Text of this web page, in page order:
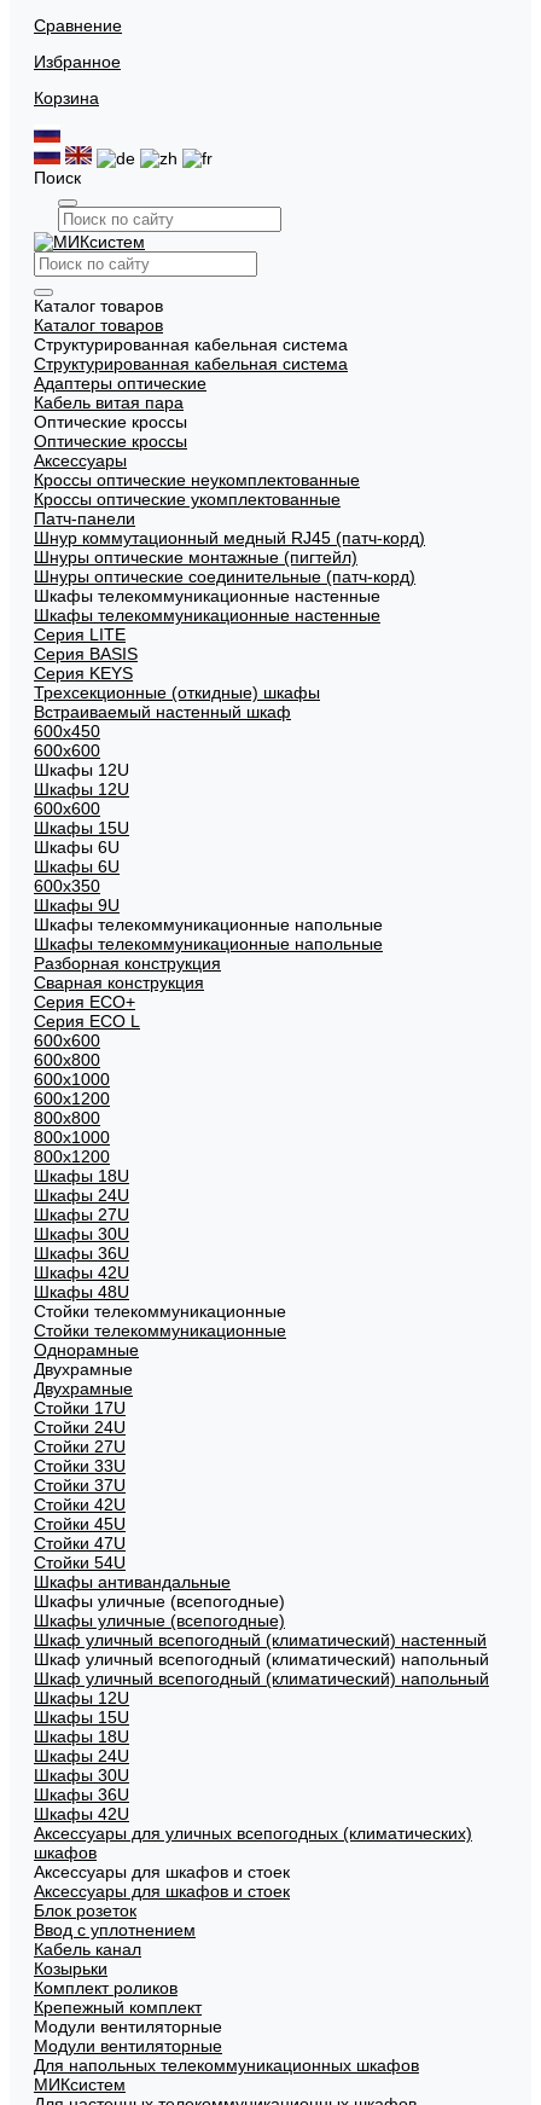
Сравнение
Избранное
Корзина
Поиск
Каталог товаров
Каталог товаров
Структурированная кабельная система
Структурированная кабельная система
Адаптеры оптические
Кабель витая пара
Оптические кроссы
Оптические кроссы
Аксессуары
Кроссы оптические неукомплектованные
Кроссы оптические укомплектованные
Патч-панели
Шнур коммутационный медный RJ45 (патч-корд)
Шнуры оптические монтажные (пигтейл)
Шнуры оптические соединительные (патч-корд)
Шкафы телекоммуникационные настенные
Шкафы телекоммуникационные настенные
Cерия LITE
Cерия BASIS
Cерия KEYS
Трехсекционные (откидные) шкафы
Встраиваемый настенный шкаф
600x450
600x600
Шкафы 12U
Шкафы 12U
600x600
Шкафы 15U
Шкафы 6U
Шкафы 6U
600x350
Шкафы 9U
Шкафы телекоммуникационные напольные
Шкафы телекоммуникационные напольные
Разборная конструкция
Сварная конструкция
Серия ECO+
Серия ECO L
600x600
600x800
600х1000
600х1200
800x800
800х1000
800х1200
Шкафы 18U
Шкафы 24U
Шкафы 27U
Шкафы 30U
Шкафы 36U
Шкафы 42U
Шкафы 48U
Стойки телекоммуникационные
Стойки телекоммуникационные
Однорамные
Двухрамные
Двухрамные
Стойки 17U
Стойки 24U
Стойки 27U
Стойки 33U
Стойки 37U
Стойки 42U
Стойки 45U
Стойки 47U
Стойки 54U
Шкафы антивандальные
Шкафы уличные (всепогодные)
Шкафы уличные (всепогодные)
Шкаф уличный всепогодный (климатический) настенный
Шкаф уличный всепогодный (климатический) напольный
Шкаф уличный всепогодный (климатический) напольный
Шкафы 12U
Шкафы 15U
Шкафы 18U
Шкафы 24U
Шкафы 30U
Шкафы 36U
Шкафы 42U
Аксессуары для уличных всепогодных (климатических)
шкафов
Аксессуары для шкафов и стоек
Аксессуары для шкафов и стоек
Блок розеток
Ввод с уплотнением
Кабель канал
Козырьки
Комплект роликов
Крепежный комплект
Модули вентиляторные
Модули вентиляторные
Для напольных телекоммуникационных шкафов
МИКсистем